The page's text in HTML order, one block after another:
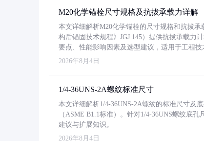
M20化学锚栓尺寸规格及抗拔承载力详解
本文详细解析M20化学锚栓的尺寸规格和抗拔
构后锚固技术规程》JGJ 145）提供抗拔承载力
要点、性能影响因素及选型建议，适用于工程技
2026年8月4日
1/4-36UNS-2A螺纹标准尺寸
本文详细解析1/4-36UNS-2A螺纹的标准尺寸及
（ASME B1.1标准）。针对1/4-36UNS螺纹底
建议与扩展知识。
2026年8月4日